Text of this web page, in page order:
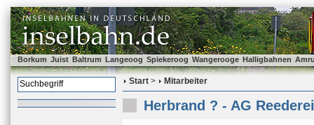
Borkum Juist Baltrum Langeoog Spiekeroog Wangerooge Halligbahnen
Start > Mitarbeiter
Herbrand ? - AG